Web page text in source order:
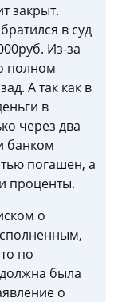
закрыт.
в суд
Из-за
полном
А так как в
в
через два
банком
погашен, а
проценты.
о
по
была
о